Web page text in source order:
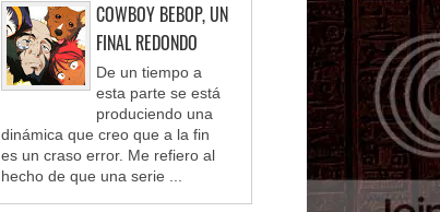
COWBOY BEBOP, UN
FINAL REDONDO
De un tiempo a
esta parte se está
produciendo una
dinámica que creo que a la fin
es un craso error. Me refiero al
hecho de que una serie ...